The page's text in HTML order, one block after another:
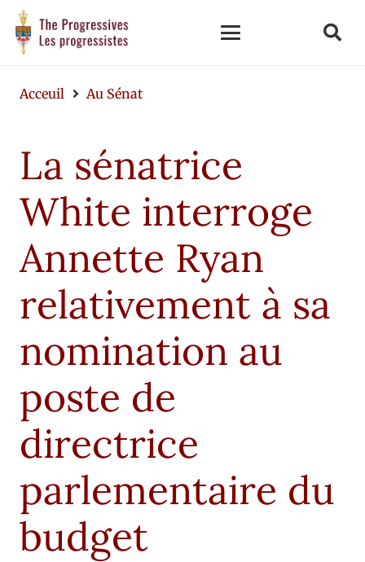
Acceuil Au Sénat
La sénatrice
White interroge
Annette Ryan
relativement à sa
nomination au
poste de
directrice
parlementaire du
budget